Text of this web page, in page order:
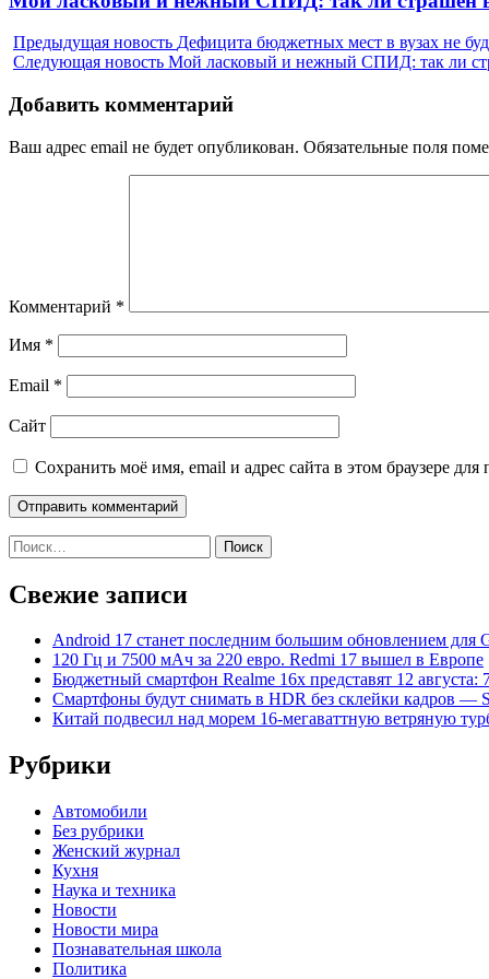
Предыдущая новость Дефицита бюджетных мест в вузах не
Следующая новость Мой ласковый и нежный СПИД: так ли
Добавить комментарий
Ваш адрес email не будет опубликован. Обязательные поля
Комментарий *
Имя *
Email *
Сайт
Сохранить моё имя, email и адрес сайта в этом браузере
Найти:
Свежие записи
Android 17 станет последним большим обновлением для
120 Гц и 7500 мАч за 220 евро. Redmi 17 вышел в Европе
Бюджетный смартфон Realme 16x представят 12
Смартфоны будут снимать в HDR без склейки кадров —
Китай подвесил над морем 16-мегаваттную ветряную
Рубрики
Автомобили
Без рубрики
Женский журнал
Кухня
Наука и техника
Новости
Новости мира
Познавательная школа
Политика